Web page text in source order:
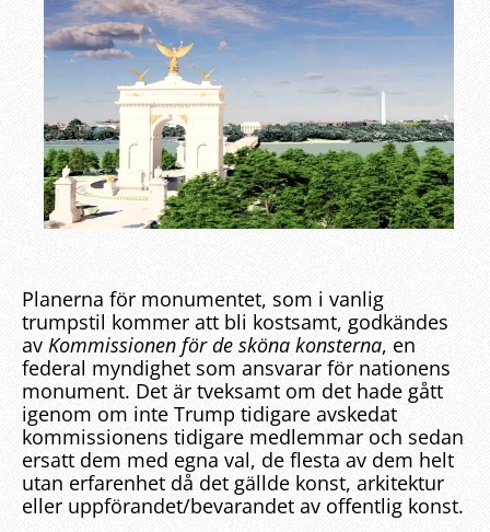
Planerna för monumentet, som i vanlig
trumpstil kommer att bli kostsamt, godkändes
av Kommissionen för de sköna konsterna, en
federal myndighet som ansvarar för nationens
monument. Det är tveksamt om det hade gått
igenom om inte Trump tidigare avskedat
kommissionens tidigare medlemmar och sedan
ersatt dem med egna val, de flesta av dem helt
utan erfarenhet då det gällde konst, arkitektur
eller uppförandet/bevarandet av offentlig konst.